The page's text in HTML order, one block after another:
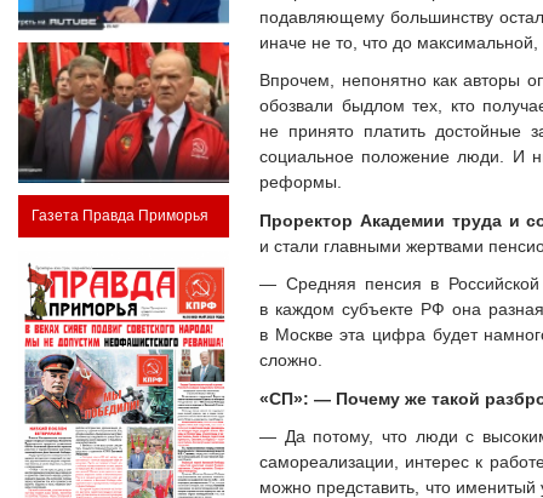
Газета Правда Приморья
подавляющему большинству
иначе не то, что до
Впрочем, непонятно как авторы
обозвали быдлом тех, кто
не принято платить
социальное положение люди. И
реформы.
Проректор Академии труда и
и стали главными жертвами
— Средняя пенсия в
в каждом субъекте РФ она
в Москве эта цифра будет
сложно.
«СП»: — Почему же такой
— Да потому, что люди с
самореализации, интерес к
можно представить, что